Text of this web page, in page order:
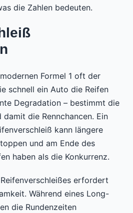
die Zahlen bedeuten.
Formel 1 oft der
schnell ein Auto die Reifen
Degradation – bestimmt die
die Rennchancen. Ein
kann längere
und am Ende des
haben als die Konkurrenz.
erfordert
Während eines Long-
die Rundenzeiten